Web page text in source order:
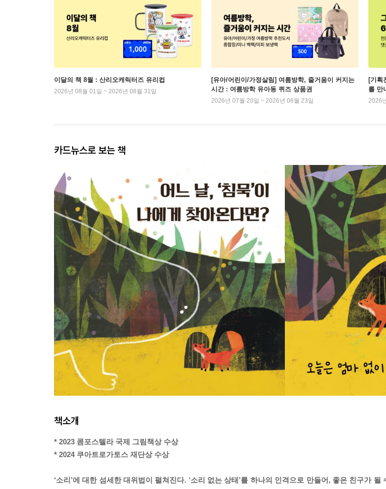
이달의 책 8월 : 산리오캐릭터즈 유리컵
2026년 08월 01일 ~ 2026년 08월 31일
[유아/어린이/가정살림] 여름방학, 줄거움이 커지는
시간 : 여름방학 유아동 퀴즈 상품권
2026년 07월 20일 ~ 2026년 08월 23일
[기획
를 만
2026
카드뉴스로 보는 책
책소개
* 2023 콤포스텔라 국제 그림책상 수상
* 2024 쿠아트로가토스 재단상 수상
‘소리’에 대한 섬세한 대위법이 펼쳐진다. ‘소리 없는 상태’를 하나의 인격으로 만들어, 좋은 친구가